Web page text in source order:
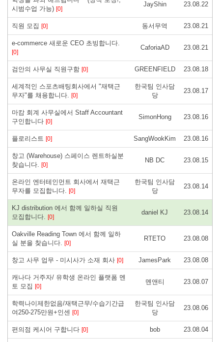
시범수업 가능) [0]
JayShin 23.08.22
직원 모집 [0] 동서무역 23.08.21
e-commerce 새로운 CEO 초빙합니다.
[0]
CaforiaAD 23.08.21
검안의 사무실 직원구함 [0] GREENFIELD 23.08.18
세계적인 스포츠배팅회사에서 "재택근
무자"를 채용합니다. [0]
한국팀 인사담
당
23.08.17
마캄 회계 사무실에서 Staff Accountant
구인합니다 [0]
SimonHong 23.08.16
플로리스트 [0] SangWookKim 23.08.16
창고 (Warehouse) 스페이스 렌트하실분
찾습니다. [0]
NB DC 23.08.15
온라인 엔터테인먼트 회사에서 재택근
무자를 모집합니다. [0]
한국팀 인사담
당
23.08.14
KJ distribution 에서 함께 일하실 직원
모집합니다. [0]
daniel KJ 23.08.14
Oakville Reading Town 에서 함께 일하
실 분을 찾습니다. [0]
RTETO 23.08.08
창고 사무 업무 - 미시사가 소재 회사 [0] JamesPark 23.08.08
캐나다 거주자/ 유학생 온라인 플랫폼 멘
토 모집 [0]
멘앤티 23.08.07
학력나이제한없음/재택근무/수습기간급
여250-275만원+인센 [0]
한국팀 인사담
당
23.08.06
편의점 케시어 구합니다 [0] bob 23.08.04